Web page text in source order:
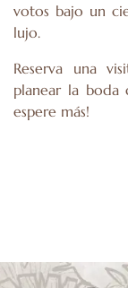
votos bajo un
lujo.
Reserva una
planear la boda
espere más!